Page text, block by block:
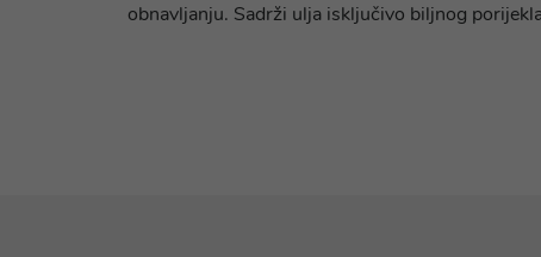
obnavljanju. Sadrži ulja isključivo biljnog